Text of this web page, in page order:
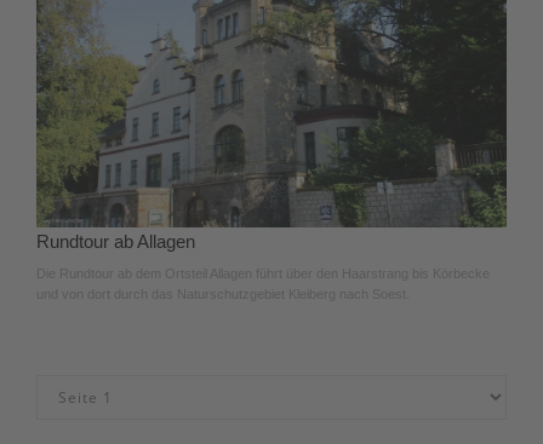
Rundtour ab Allagen
Die Rundtour ab dem Ortsteil Allagen führt über den Haarstrang bis Körbecke
und von dort durch das Naturschutzgebiet Kleiberg nach Soest.